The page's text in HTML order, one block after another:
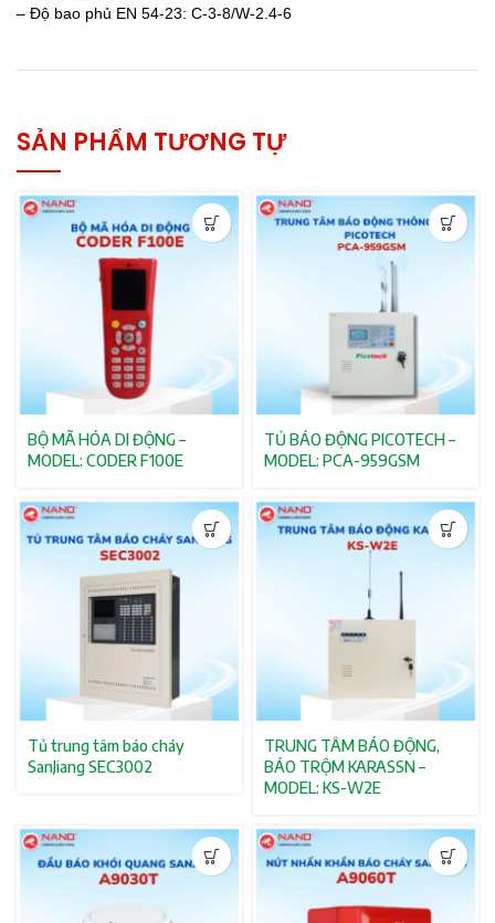
– Độ bao phủ EN 54-23: C-3-8/W-2.4-6
SẢN PHẨM TƯƠNG TỰ
BỘ MÃ HÓA DI ĐỘNG –
MODEL: CODER F100E
TỦ BÁO ĐỘNG PICOTECH –
MODEL: PCA-959GSM
Tủ trung tâm báo cháy
SanJiang SEC3002
TRUNG TÂM BÁO ĐỘNG,
BÁO TRỘM KARASSN –
MODEL: KS-W2E